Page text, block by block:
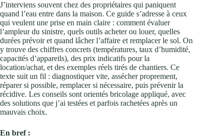
J’interviens souvent chez des propriétaires qui paniquent
quand l’eau entre dans la maison. Ce guide s’adresse à ceux
qui veulent une prise en main claire : comment évaluer
l’ampleur du sinistre, quels outils acheter ou louer, quelles
durées prévoir et quand lâcher l’affaire et remplacer le sol. On
y trouve des chiffres concrets (températures, taux d’humidité,
capacités d’appareils), des prix indicatifs pour la
location/achat, et des exemples réels tirés de chantiers. Ce
texte suit un fil : diagnostiquer vite, assécher proprement,
réparer si possible, remplacer si nécessaire, puis prévenir la
récidive. Les conseils sont orientés bricolage appliqué, avec
des solutions que j’ai testées et parfois rachetées après un
mauvais choix.
En bref :